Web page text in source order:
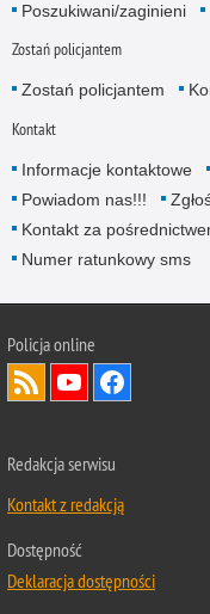
Poszukiwani/zaginieni
Zostań policjantem
Zostań policjantem
Kontakt
Informacje kontaktowe
Powiadom nas!!!
Kontakt za
Numer ratunkowy sms
Policja online
Redakcja serwisu
Kontakt z redakcją
Dostępność
Deklaracja dostępności